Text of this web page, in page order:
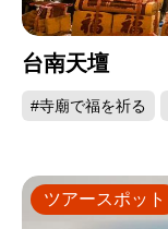
台南天壇
#寺廟で福を祈る
ツアースポット